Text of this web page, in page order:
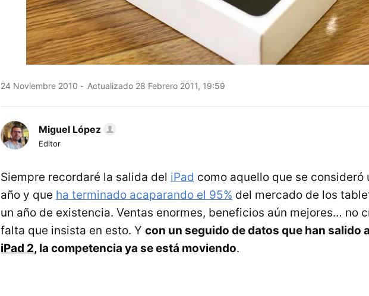
24 Noviembre 2010 Actualizado 28 Febrero 2011, 19:59
Miguel López
Editor
Siempre recordaré la salida del iPad como aquello que se consideró
año y que ha terminado acaparando el 95% del mercado de los
un año de existencia. Ventas enormes, beneficios aún mejores… no
falta que insista en esto. Y con un seguido de datos que han salido
iPad 2, la competencia ya se está moviendo.